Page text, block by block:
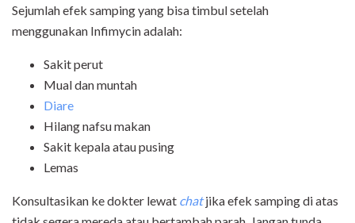
Sejumlah efek samping yang bisa timbul setelah
menggunakan Infimycin adalah:
Sakit perut
Mual dan muntah
Diare
Hilang nafsu makan
Sakit kepala atau pusing
Lemas
Konsultasikan ke dokter lewat chatjika efek samping di atas